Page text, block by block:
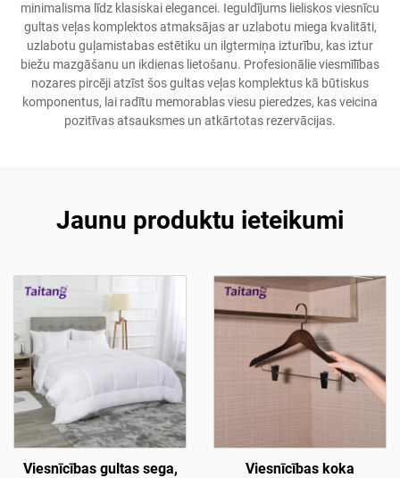
minimalisma līdz klasiskai elegancei. Ieguldījums lieliskos viesnīcu
gultas veļas komplektos atmaksājas ar uzlabotu miega kvalitāti,
uzlabotu guļamistabas estētiku un ilgtermiņa izturību, kas iztur
biežu mazgāšanu un ikdienas lietošanu. Profesionālie viesmīlības
nozares pircēji atzīst šos gultas veļas komplektus kā būtiskus
komponentus, lai radītu memorablas viesu pieredzes, kas veicina
pozitīvas atsauksmes un atkārtotas rezervācijas.
Jaunu produktu ieteikumi
Viesnīcības gultas sega,
Viesnīcības koka